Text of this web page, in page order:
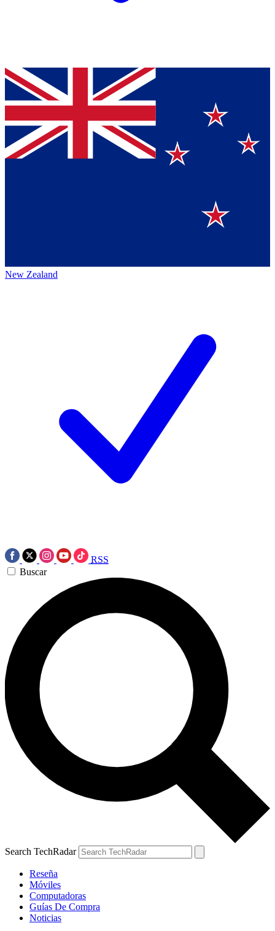
New Zealand
RSS
Buscar
Search TechRadar
Reseña
Móviles
Computadoras
Guías De Compra
Noticias